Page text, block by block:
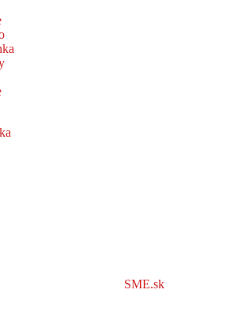
SME.sk